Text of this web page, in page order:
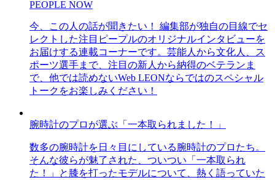
PEOPLE NOW
今、この人の話が聞きたい！ 編集部が独自の目線でセ
レクトした注目ピープルのオリジナルインタビューを
お届けする連載コーナーです。芸能人から文化人、ス
ポーツ選手まで、注目の新人から納得のベテランま
で、他では読めないWeb LEONならではのスペシャル
トークをお楽しみください！
腕時計のプロが選ぶ「一本取られました！」
数多の腕時計を日々目にしている腕時計のプロたち。
そんな彼らが魅了された、ついつい「一本取られ
た！」と膝を打ったモデルについて、熱く語っていた